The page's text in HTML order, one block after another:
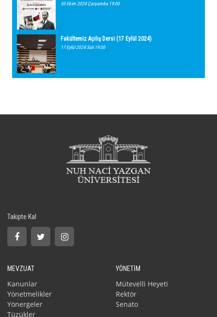
30 Ekim 2024 Çarşamba 19:00
Fakültemiz Açılış Dersi (17 Eylül 2024)
17 Eylül 2024 Salı 19:00
Takipte Kal
MEVZUAT
Kanunlar
Yönetmelikler
Yönergeler
Tüzükler
YÖNETİM
Mütevelli Heyeti
Rektör
Senato